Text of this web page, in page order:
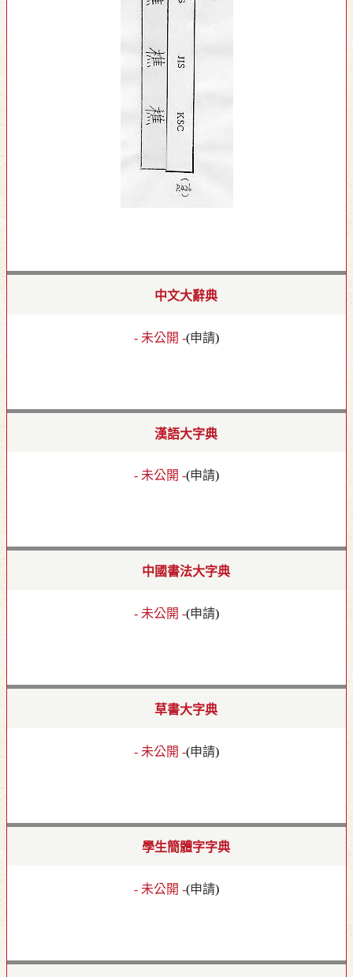
中文大辭典
- 未公開 -(申請)
漢語大字典
- 未公開 -(申請)
中國書法大字典
- 未公開 -(申請)
草書大字典
- 未公開 -(申請)
學生簡體字字典
- 未公開 -(申請)